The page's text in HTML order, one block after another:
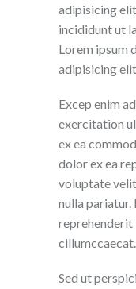
adipisicing
incididunt ut
Lorem ipsum
adipisicing elit
Excep enim
exercitation
ex ea
dolor ex ea
voluptate
nulla pariatur.
reprehenderit
cillumccaecat.
Sed ut